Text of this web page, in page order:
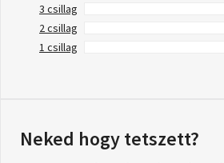
3 csillag
2 csillag
1 csillag
Neked hogy tetszett?